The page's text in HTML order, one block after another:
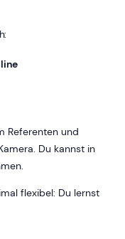
Referenten und
Du kannst in
flexibel: Du lernst